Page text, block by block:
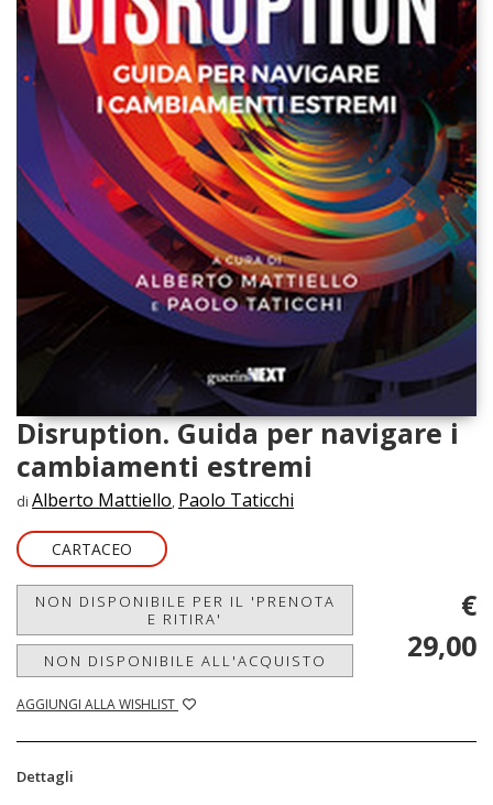
Disruption. Guida per navigare i
cambiamenti estremi
di Alberto Mattiello, Paolo Taticchi
CARTACEO
NON DISPONIBILE PER IL 'PRENOTA
E RITIRA'
NON DISPONIBILE ALL'ACQUISTO
AGGIUNGI ALLA WISHLIST
€
29,00
Dettagli